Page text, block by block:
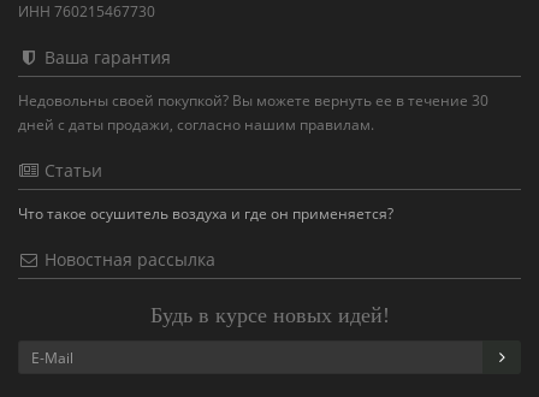
ИНН 760215467730
Ваша гарантия
Недовольны своей покупкой? Вы можете вернуть ее в течение 30
дней с даты продажи, согласно нашим правилам.
Статьи
Что такое осушитель воздуха и где он применяется?
Новостная рассылка
Будь в курсе новых идей!